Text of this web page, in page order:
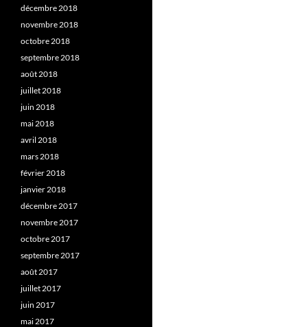
décembre 2018
novembre 2018
octobre 2018
septembre 2018
août 2018
juillet 2018
juin 2018
mai 2018
avril 2018
mars 2018
février 2018
janvier 2018
décembre 2017
novembre 2017
octobre 2017
septembre 2017
août 2017
juillet 2017
juin 2017
mai 2017